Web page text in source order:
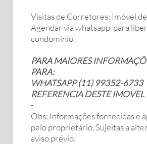
Visitas de Corretores: Imóvel
Agendar via whatsapp, para
condomínio.
PARA MAIORES
PARA:
WHATSAPP (11) 99352-6733
REFERENCIA DESTE
-
Obs: Informações fornecidas e
pelo proprietário. Sujeitas a
aviso prévio.